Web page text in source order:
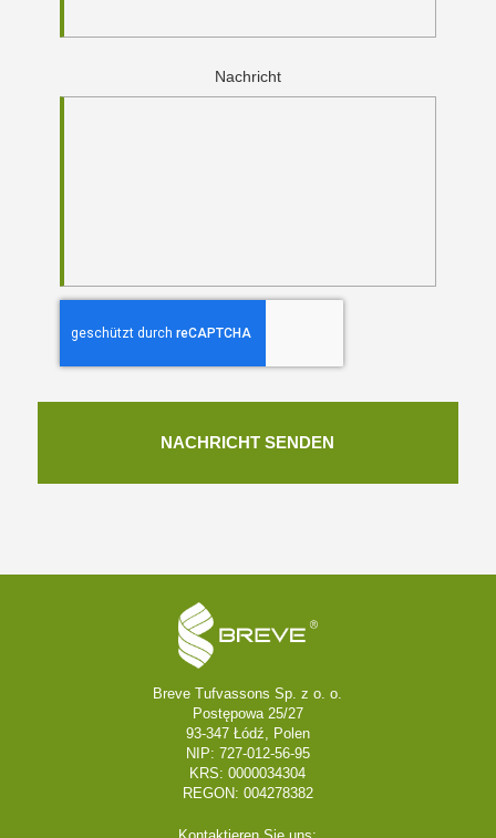
Nachricht
Breve Tufvassons Sp. z o. o.
Postępowa 25/27
93-347 Łódź, Polen
NIP: 727-012-56-95
KRS: 0000034304
REGON: 004278382